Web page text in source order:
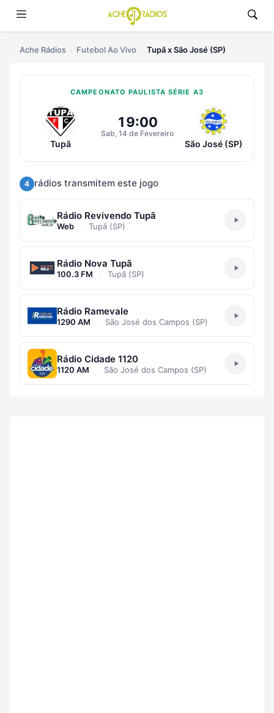
Ache Rádios Futebol Ao Vivo Tupã x São José (SP)
CAMPEONATO PAULISTA SÉRIE A3
Ouvir Tupã x São José (SP) Ao
Tupã
19:00
Sab, 14 de Fevereiro
São José (SP)
4 rádios transmitem este jogo
Rádio Revivendo Tupã
Web · Tupã (SP)
Rádio Nova Tupã
100.3 FM · Tupã (SP)
Rádio Ramevale
1290 AM · São José dos Campos (SP)
Rádio Cidade 1120
1120 AM · São José dos Campos (SP)